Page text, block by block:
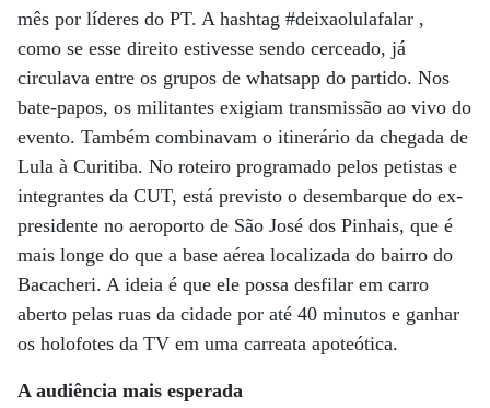
mês por líderes do PT. A hashtag #deixaolulafalar ,
como se esse direito estivesse sendo cerceado, já
circulava entre os grupos de whatsapp do partido. Nos
bate-papos, os militantes exigiam transmissão ao vivo do
evento. Também combinavam o itinerário da chegada de
Lula à Curitiba. No roteiro programado pelos petistas e
integrantes da CUT, está previsto o desembarque do ex-
presidente no aeroporto de São José dos Pinhais, que é
mais longe do que a base aérea localizada do bairro do
Bacacheri. A ideia é que ele possa desfilar em carro
aberto pelas ruas da cidade por até 40 minutos e ganhar
os holofotes da TV em uma carreata apoteótica.
A audiência mais esperada